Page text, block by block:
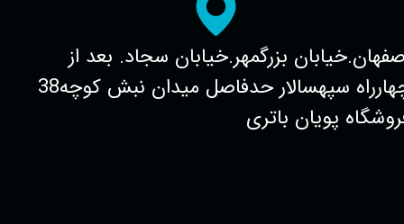
بزرگمهر.خیابان سجاد. بعد از
چهارراه سپهسالار حدفاصل میدان نبش کوچه38
پویان باتری